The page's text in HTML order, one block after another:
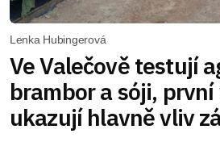
Lenka Hubingerová
Ve Valečově testují
brambor a sóji,
ukazují hlavně vliv